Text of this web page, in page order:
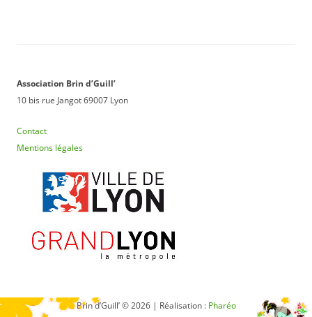
Association Brin d’Guill’
10 bis rue Jangot 69007 Lyon
Contact
Mentions légales
Brin d’Guill’ © 2026 | Réalisation : Pharéo